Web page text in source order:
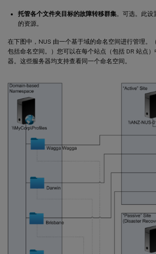
托管各个文件夹目标的故障转移群集。可选。此设
的资源。
在下图中，NUS 由一个基于域的命名空间进行管理。
包括命名空间。）您可以在每个站点（包括 DR 站点
器。这些服务器均支持查看同一个命名空间。